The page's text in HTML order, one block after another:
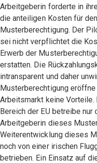
Arbeitgeberin forderte in
die anteiligen Kosten für
Musterberechtigung. Der
sei nicht verpflichtet die
Erwerb der
erstatten. Die
intransparent und daher
Musterberechtigung eröffne
Arbeitsmarkt keine Vorteile.
Bereich der EU betreibe nur
Arbeitgeberin dieses
Weiterentwicklung dieses
noch von einer irischen
betrieben. Ein Einsatz auf